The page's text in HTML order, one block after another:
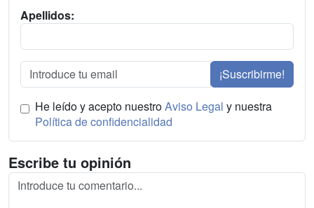
Apellidos:
¡Suscribirme!
He leído y acepto nuestroAviso Legal y nuestra
Política de confidencialidad
Escribe tu opinión